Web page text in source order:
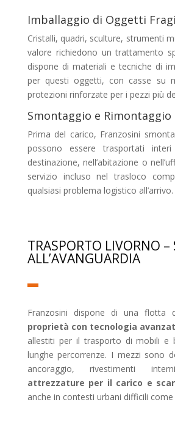
Imballaggio di Oggetti
Cristalli, quadri, sculture, strumenti
valore richiedono un trattamento
dispone di materiali e tecniche di
per questi oggetti, con casse su
protezioni rinforzate per i pezzi più
Smontaggio e
Prima del carico, Franzosini
possono essere trasportati
destinazione, nell’abitazione o
servizio incluso nel trasloco
qualsiasi problema logistico all’arrivo.
TRASPORTO LIVORNO –
ALL’AVANGUARDIA
Franzosini dispone di una flotta
proprietà con tecnologia
allestiti per il trasporto di mobili e
lunghe percorrenze. I mezzi sono
ancoraggio, rivestimenti
attrezzature per il carico e
anche in contesti urbani difficili come